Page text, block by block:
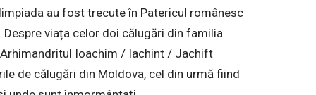
au fost trecute în Patericul românesc
viața celor doi călugări din familia
Ioachim / Iachint / Jachift
de călugări din Moldova, cel din urmă fiind